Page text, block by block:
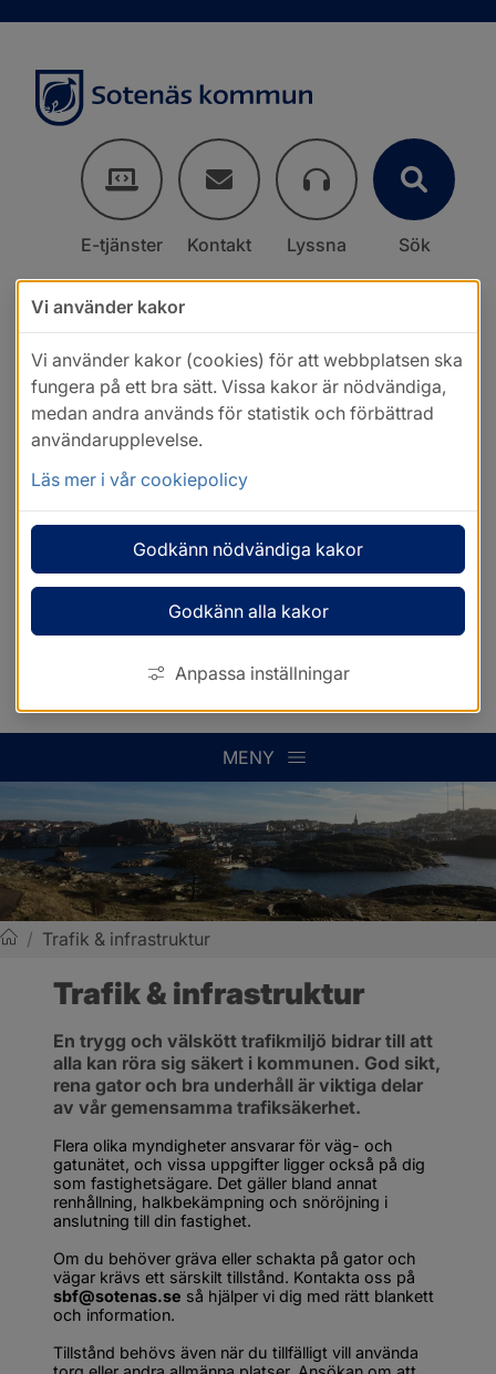
E-tjänster Kontakt Lyssna Sök
MENY
/ Trafik & infrastruktur
Trafik & infrastruktur
En trygg och välskött trafikmiljö bidrar till att
alla kan röra sig säkert i kommunen. God sikt,
rena gator och bra underhåll är viktiga delar
av vår gemensamma trafiksäkerhet.
Flera olika myndigheter ansvarar för väg- och
gatunätet, och vissa uppgifter ligger också på dig
som fastighetsägare. Det gäller bland annat
renhållning, halkbekämpning och snöröjning i
anslutning till din fastighet.
Om du behöver gräva eller schakta på gator och
sbf@sotenas.se så hjälper vi dig med rätt blankett
och information.
Tillstånd behövs även när du tillfälligt vill använda
Vi använder kakor
Vi använder kakor (cookies) för att webbplatsen ska
fungera på ett bra sätt. Vissa kakor är nödvändiga,
medan andra används för statistik och förbättrad
användarupplevelse.
Läs mer i vår cookiepolicy
Godkänn nödvändiga kakor
Godkänn alla kakor
Anpassa inställningar